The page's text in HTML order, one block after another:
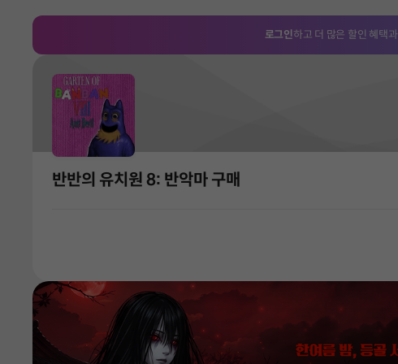
로그인하고 더 많은 할인 혜택과
반반의 유치원 8: 반악마 구매